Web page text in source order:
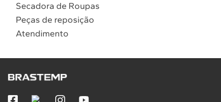
Secadora de Roupas
Peças de reposição
Atendimento